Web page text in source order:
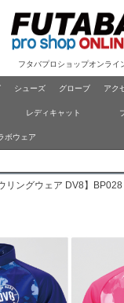
フタバプロショップオンライ
シューズ グローブ アク
レディキャット
ボウェア
リングウェア DV8】BP028